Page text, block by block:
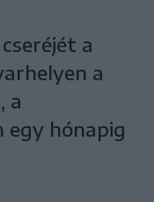
a
a
a
hónapig